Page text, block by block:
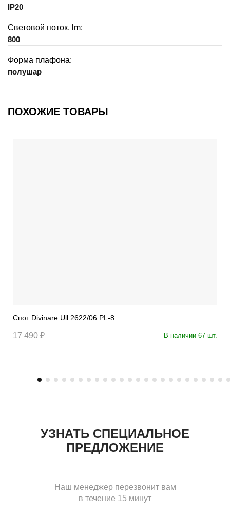
IP20
Световой поток, lm:
800
Форма плафона:
полушар
ПОХОЖИЕ ТОВАРЫ
Спот Divinare Ull 2622/06 PL-8
17 490 ₽ В наличии 67 шт.
УЗНАТЬ СПЕЦИАЛЬНОЕ
ПРЕДЛОЖЕНИЕ
Наш менеджер перезвонит вам
в течение 15 минут